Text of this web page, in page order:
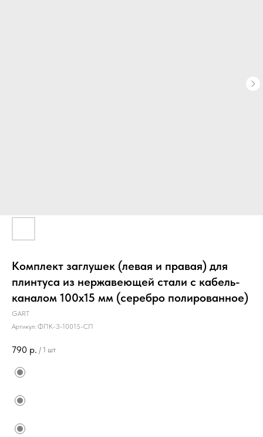
Комплект заглушек (левая и правая) для
плинтуса из нержавеющей стали с кабель-
каналом 100х15 мм (серебро полированное)
GART
Артикул: ФПК-З-10015-СП
790 р. / 1 шт